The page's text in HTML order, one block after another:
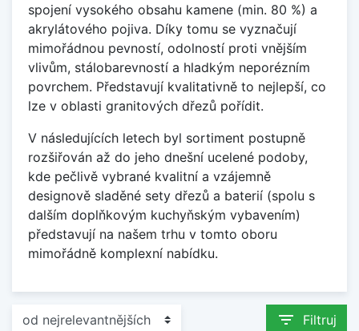
spojení vysokého obsahu kamene (min. 80 %) a
akrylátového pojiva. Díky tomu se vyznačují
mimořádnou pevností, odolností proti vnějším
vlivům, stálobarevností a hladkým neporézním
povrchem. Představují kvalitativně to nejlepší, co
lze v oblasti granitových dřezů pořídit.
V následujících letech byl sortiment postupně
rozšiřován až do jeho dnešní ucelené podoby,
kde pečlivě vybrané kvalitní a vzájemně
designově sladěné sety dřezů a baterií (spolu s
dalším doplňkovým kuchyňským vybavením)
představují na našem trhu v tomto oboru
mimořádně komplexní nabídku.
filter_list Filtruj